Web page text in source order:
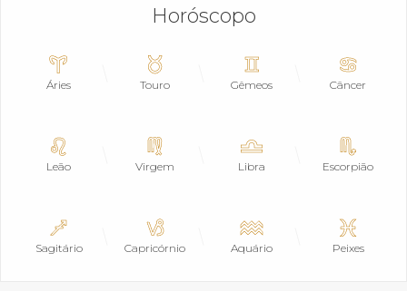
Horóscopo
Áries Touro Gêmeos Câncer
Leão Virgem Libra Escorpião
Sagitário Capricórnio Aquário Peixes